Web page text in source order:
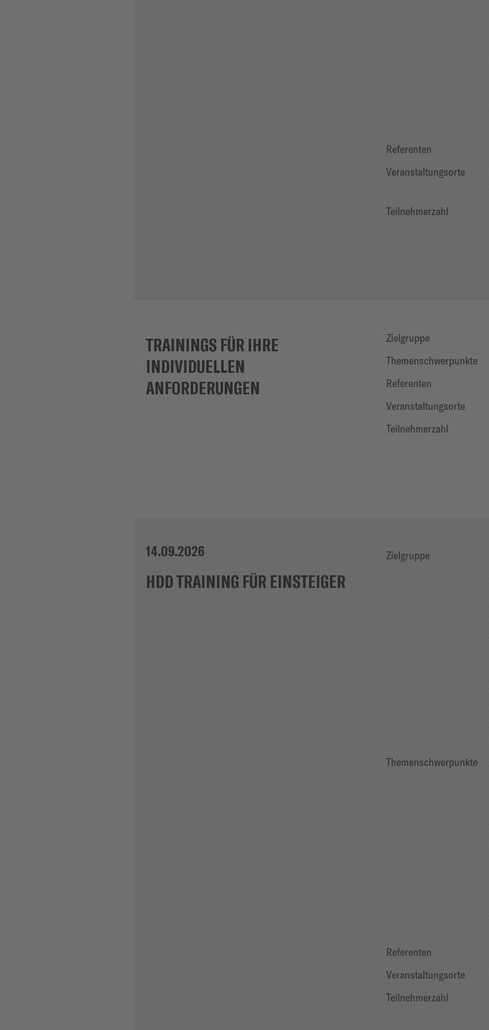
Referenten
Veranstaltungsorte
Teilnehmerzahl
TRAININGS FÜR IHRE
INDIVIDUELLEN
ANFORDERUNGEN
Zielgruppe
Themenschwerpunkte
Referenten
Veranstaltungsorte
Teilnehmerzahl
14.09.2026
HDD TRAINING FÜR EINSTEIGER
Zielgruppe
Themenschwerpunkte
Referenten
Veranstaltungsorte
Teilnehmerzahl